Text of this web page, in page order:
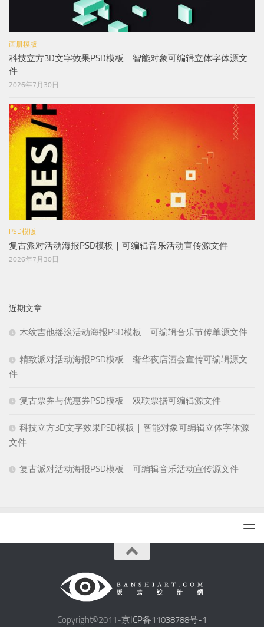
画册模版
科技立方3D文字效果PSD模板｜智能对象可编辑立体字体源文
件
2026年7月30日
PSD模版
复古派对活动海报PSD模板｜可编辑音乐活动宣传源文件
2026年7月30日
近期文章
木纹吉他摇滚活动海报PSD模板｜可编辑音乐节传单源文件
精致派对活动海报PSD模板｜奢华夜店酒会宣传可编辑源文
件
复古票券与优惠券PSD模板｜双联票据可编辑源文件
科技立方3D文字效果PSD模板｜智能对象可编辑立体字体源
文件
复古派对活动海报PSD模板｜可编辑音乐活动宣传源文件
Copyright©2011-京ICP备11038788号-1